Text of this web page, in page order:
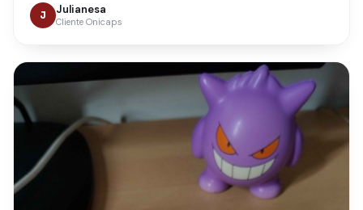
J Julianesa
Cliente Onicaps